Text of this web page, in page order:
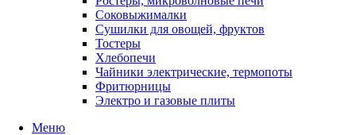
Соковыжималки
Сушилки для овощей, фруктов
Тостеры
Хлебопечи
Чайники электрические, термопоты
Фритюрницы
Электро и газовые плиты
Меню